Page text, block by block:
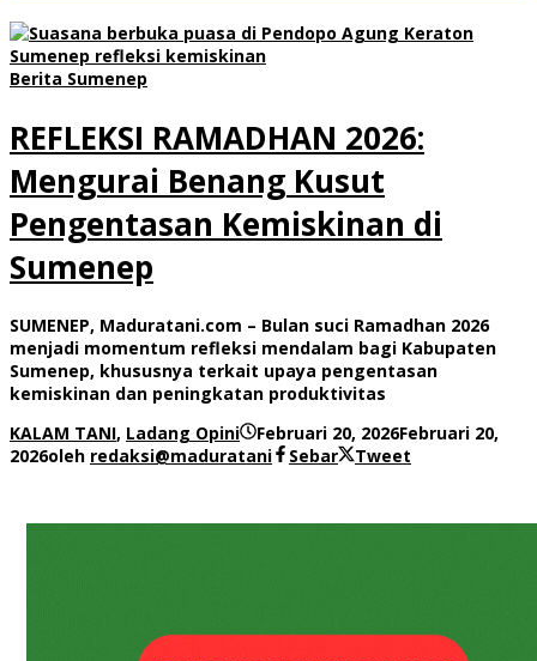
Berita Sumenep
REFLEKSI RAMADHAN 2026:
Mengurai Benang Kusut
Pengentasan Kemiskinan di
Sumenep
SUMENEP, Maduratani.com – Bulan suci Ramadhan 2026
menjadi momentum refleksi mendalam bagi Kabupaten
Sumenep, khususnya terkait upaya pengentasan
kemiskinan dan peningkatan produktivitas
KALAM TANI, Ladang Opini Februari 20, 2026Februari 20,
2026oleh redaksi@maduratani Sebar Tweet